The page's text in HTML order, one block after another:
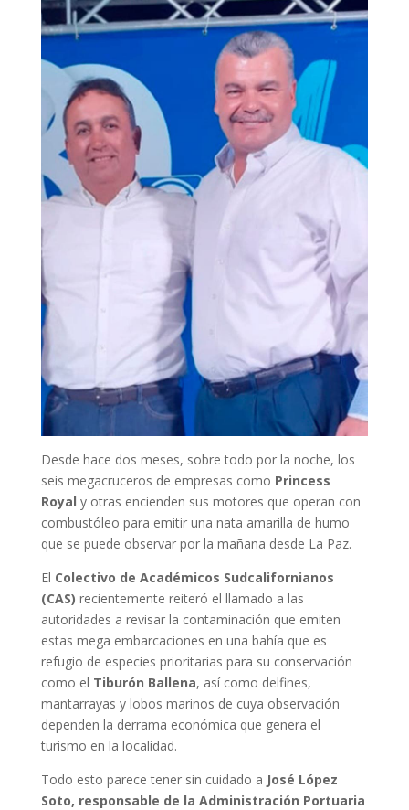
Desde hace dos meses, sobre todo por la noche, los
seis megacruceros de empresas como Princess
Royal y otras encienden sus motores que operan con
combustóleo para emitir una nata amarilla de humo
que se puede observar por la mañana desde La Paz.
El Colectivo de Académicos Sudcalifornianos
(CAS) recientemente reiteró el llamado a las
autoridades a revisar la contaminación que emiten
estas mega embarcaciones en una bahía que es
refugio de especies prioritarias para su conservación
como el Tiburón Ballena, así como delfines,
mantarrayas y lobos marinos de cuya observación
dependen la derrama económica que genera el
turismo en la localidad.
Todo esto parece tener sin cuidado a José López
Soto, responsable de la Administración Portuaria